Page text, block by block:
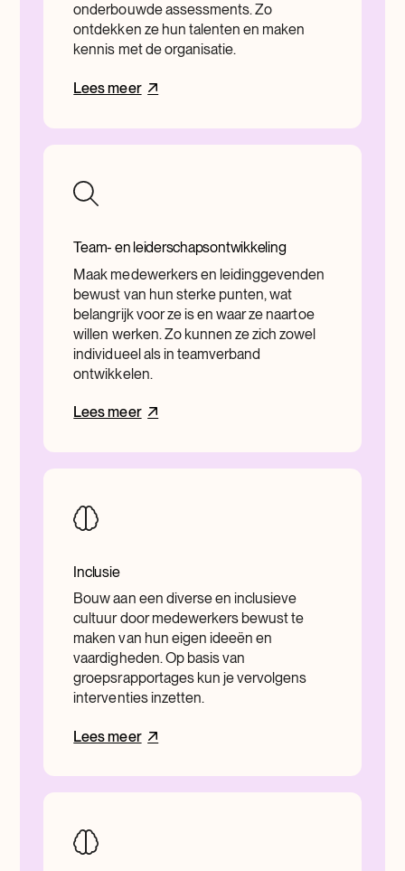
onderbouwde assessments. Zo
ontdekken ze hun talenten en maken
kennis met de organisatie.
Lees meer
Team- en leiderschapsontwikkeling
Maak medewerkers en leidinggevenden
bewust van hun sterke punten, wat
belangrijk voor ze is en waar ze naartoe
willen werken. Zo kunnen ze zich zowel
individueel als in teamverband
ontwikkelen.
Lees meer
Inclusie
Bouw aan een diverse en inclusieve
cultuur door medewerkers bewust te
maken van hun eigen ideeën en
vaardigheden. Op basis van
groepsrapportages kun je vervolgens
interventies inzetten.
Lees meer